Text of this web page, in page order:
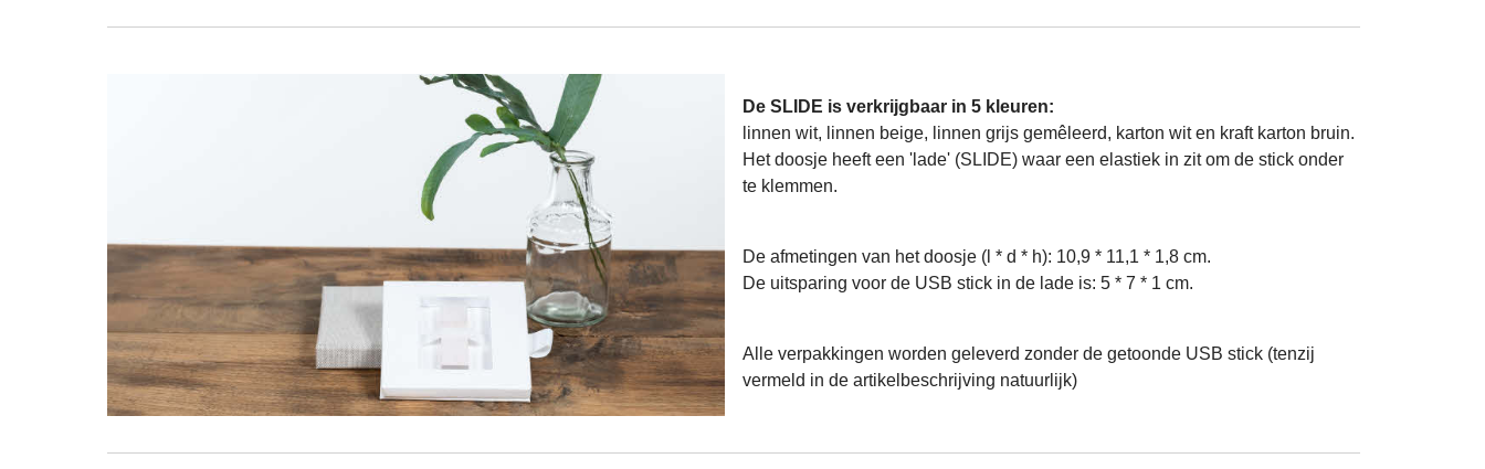
De SLIDE is verkrijgbaar in 5 kleuren:
linnen wit, linnen beige, linnen grijs gemêleerd, karton wit en kraft karton bruin.
Het doosje heeft een 'lade' (SLIDE) waar een elastiek in zit om de stick onder
te klemmen.
De afmetingen van het doosje (l * d * h): 10,9 * 11,1 * 1,8 cm.
De uitsparing voor de USB stick in de lade is: 5 * 7 * 1 cm.
Alle verpakkingen worden geleverd zonder de getoonde USB stick (tenzij
vermeld in de artikelbeschrijving natuurlijk)